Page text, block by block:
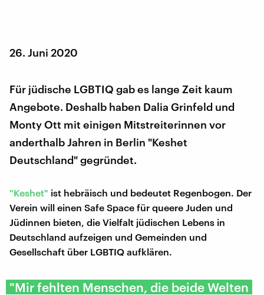
26. Juni 2020
Für jüdische LGBTIQ gab es lange Zeit kaum
Angebote. Deshalb haben Dalia Grinfeld und
Monty Ott mit einigen Mitstreiterinnen vor
anderthalb Jahren in Berlin "Keshet
Deutschland" gegründet.
"Keshet" ist hebräisch und bedeutet Regenbogen. Der
Verein will einen Safe Space für queere Juden und
Jüdinnen bieten, die Vielfalt jüdischen Lebens in
Deutschland aufzeigen und Gemeinden und
Gesellschaft über LGBTIQ aufklären.
"Mir fehlten Menschen, die beide Welten